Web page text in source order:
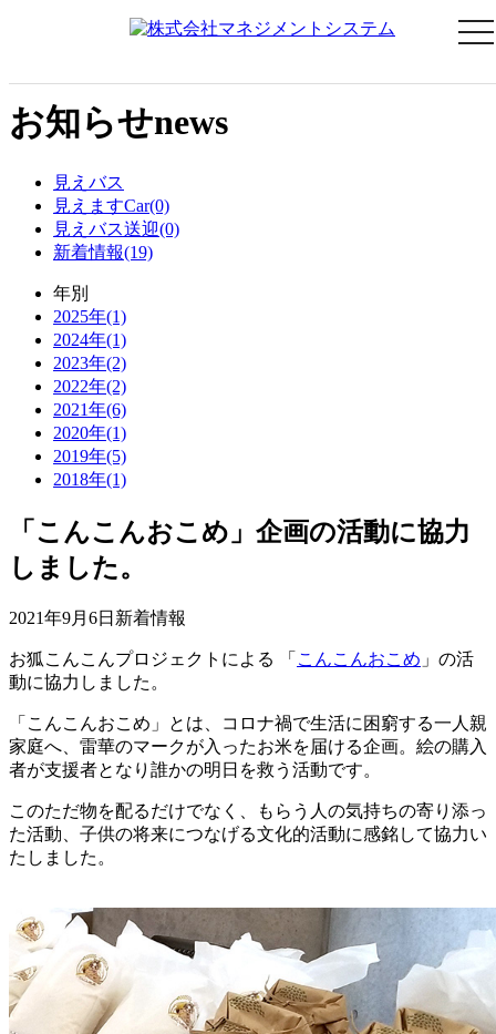
メ
ニ
ー
お知らせnews
見えバス
見えますCar(0)
見えバス送迎(0)
新着情報(19)
年別
2025年(1)
2024年(1)
2023年(2)
2022年(2)
2021年(6)
2020年(1)
2019年(5)
2018年(1)
「こんこんおこめ」企画の活動に協力
しました。
2021年9月6日 新着情報
お狐こんこんプロジェクトによる 「 こんこんおこめ 」の活
動に協力しました。
「こんこんおこめ」とは、コロナ禍で生活に困窮する一人親
家庭へ、雷華のマークが入ったお米を届ける企画。絵の購入
者が支援者となり誰かの明日を救う活動です。
このただ物を配るだけでなく、もらう人の気持ちの寄り添っ
た活動、 子供の将来につなげる文化的活動に感銘して協力い
たしました。